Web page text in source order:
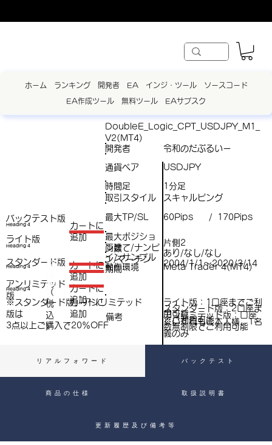
ホーム ランキング 開発者 EA インジ・ツール ソースコード
EA作成ツール 無料ツール EAサブスク
バックテスト版
スタンダード版
アンリミテッド
版
DoubleE_Logic_CPT_USDJPY_M1_
V2(MT4)
開発者
令和のだぶるいー
最大ポジショ
ン数
片側2
Heading 4
​カートに
追加
税
込
）
Heading 4
​カートに
追加
Heading 4
税
込
）
​カートに
追加
Heading 4
（
税
込
）
​カートに
追加
ライト版
USDJPY
通貨ペア
取引スタイル スキャルピング
最大TP/SL 60Pips / 170Pips
両建て/ナンピ
ン/マーチン
あり/なし/なし
インサンプル
期間
2004/1/1～2020/3/14
動作環境 Meta Trader 4(MT4)
時間足 1分足
備考
ライト版：1口座までご利
用可能
スタンダード版：2口座ま
でご利用可能
アンリミテッド版：口座
数無制限でご利用可能
※いずれもご本人様、1名
義のみ
※スタンダード版、アンリミテッド
版は
3点以上ご購入で​20％OFF
リアルフォワード バックテスト
商品の仕様 取扱説明書
更新履歴及び備考等